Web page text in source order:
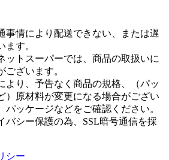
事情により配送できない、または遅
ます。
ットスーパーでは、商品の取扱いに
ございます。
より、予告なく商品の規格、（パッ
）原材料が変更になる場合がござい
パッケージなどをご確認ください。
バシー保護の為、SSL暗号通信を採
シー